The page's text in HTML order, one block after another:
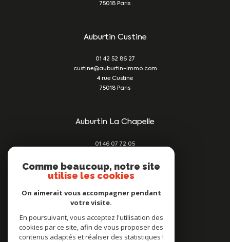
75018
Paris
Auburtin Custine
01 42 52 86 27
custine@auburtin-immo.com
4 rue Custine
75018
Paris
Auburtin La Chapelle
01 46 07 72 05
209 rue du Faubourg St Denis
75010 Paris
Nous suivre sur
Comme beaucoup, notre site
utilise les cookies
On aimerait vous accompagner pendant
votre visite.
En poursuivant, vous acceptez l'utilisation des
cookies par ce site, afin de vous proposer des
contenus adaptés et réaliser des statistiques !